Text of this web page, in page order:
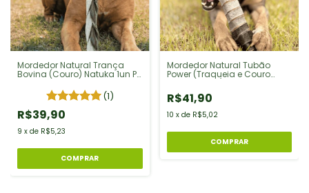
Mordedor Natural Trança
Bovina (Couro) Natuka 1un P/
(1)
R$39,90
9 x de R$5,23
COMPRAR
Mordedor Natural Tubão
Power (Traqueia e Couro
R$41,90
10 x de R$5,02